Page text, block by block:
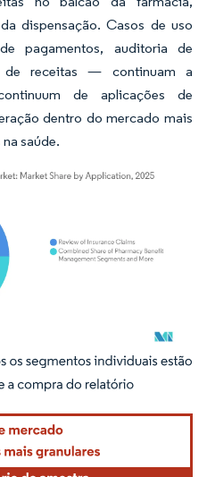
dispensação. Casos de uso
pagamentos, auditoria de
de receitas — continuam a
de aplicações de
dentro do mercado mais
saúde.
requer atribuição conforme CC BY 4.0.